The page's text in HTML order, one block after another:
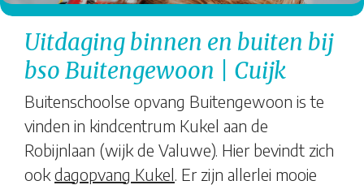
Uitdaging binnen en buiten bij
bso Buitengewoon | Cuijk
Buitenschoolse opvang Buitengewoon is te
vinden in kindcentrum Kukel aan de
Robijnlaan (wijk de Valuwe). Hier bevindt zich
ook dagopvang Kukel. Er zijn allerlei mooie